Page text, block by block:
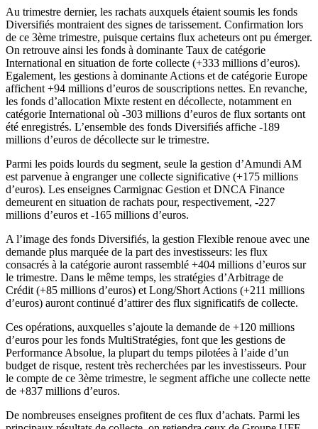
Au trimestre dernier, les rachats auxquels étaient soumis les fonds
Diversifiés montraient des signes de tarissement. Confirmation lors
de ce 3ème trimestre, puisque certains flux acheteurs ont pu émerger.
On retrouve ainsi les fonds à dominante Taux de catégorie
International en situation de forte collecte (+333 millions d’euros).
Egalement, les gestions à dominante Actions et de catégorie Europe
affichent +94 millions d’euros de souscriptions nettes. En revanche,
les fonds d’allocation Mixte restent en décollecte, notamment en
catégorie International où -303 millions d’euros de flux sortants ont
été enregistrés. L’ensemble des fonds Diversifiés affiche -189
millions d’euros de décollecte sur le trimestre.
Parmi les poids lourds du segment, seule la gestion d’Amundi AM
est parvenue à engranger une collecte significative (+175 millions
d’euros). Les enseignes Carmignac Gestion et DNCA Finance
demeurent en situation de rachats pour, respectivement, -227
millions d’euros et -165 millions d’euros.
A l’image des fonds Diversifiés, la gestion Flexible renoue avec une
demande plus marquée de la part des investisseurs: les flux
consacrés à la catégorie auront rassemblé +404 millions d’euros sur
le trimestre. Dans le même temps, les stratégies d’Arbitrage de
Crédit (+85 millions d’euros) et Long/Short Actions (+211 millions
d’euros) auront continué d’attirer des flux significatifs de collecte.
Ces opérations, auxquelles s’ajoute la demande de +120 millions
d’euros pour les fonds MultiStratégies, font que les gestions de
Performance Absolue, la plupart du temps pilotées à l’aide d’un
budget de risque, restent très recherchées par les investisseurs. Pour
le compte de ce 3ème trimestre, le segment affiche une collecte nette
de +837 millions d’euros.
De nombreuses enseignes profitent de ces flux d’achats. Parmi les